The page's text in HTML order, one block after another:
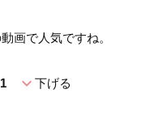
画で人気ですね。
1 expand_more下げる